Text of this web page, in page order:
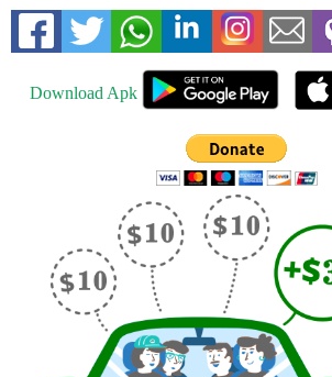
Download Apk